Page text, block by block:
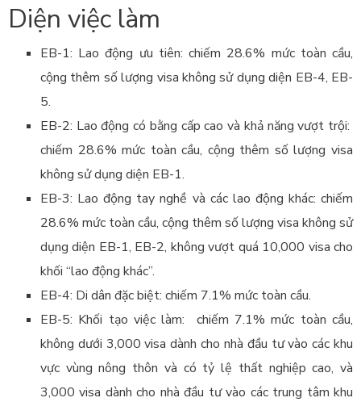
Diện việc làm
EB-1: Lao động ưu tiên: chiếm 28.6% mức toàn cầu,
cộng thêm số lượng visa không sử dụng diện EB-4, EB-
5.
EB-2: Lao động có bằng cấp cao và khả năng vượt trội:
chiếm 28.6% mức toàn cầu, cộng thêm số lượng visa
không sử dụng diện EB-1.
EB-3: Lao động tay nghề và các lao động khác: chiếm
28.6% mức toàn cầu, cộng thêm số lượng visa không sử
dụng diện EB-1, EB-2, không vượt quá 10,000 visa cho
khối “lao động khác”.
EB-4: Di dân đặc biệt: chiếm 7.1% mức toàn cầu.
EB-5: Khối tạo việc làm: chiếm 7.1% mức toàn cầu,
không dưới 3,000 visa dành cho nhà đầu tư vào các khu
vực vùng nông thôn và có tỷ lệ thất nghiệp cao, và
3,000 visa dành cho nhà đầu tư vào các trung tâm khu